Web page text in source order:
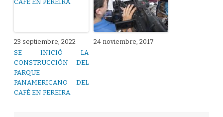
23 septiembre, 2022
SE INICIÓ LA
CONSTRUCCIÓN DEL
PARQUE
PANAMERICANO DEL
CAFÉ EN PEREIRA.
24 noviembre, 2017